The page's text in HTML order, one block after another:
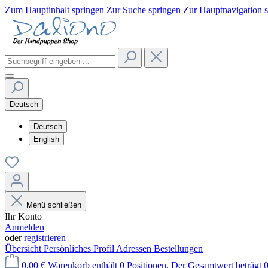
Zum Hauptinhalt springen Zur Suche springen Zur Hauptnavigation
Deutsch
Deutsch
English
Menü schließen
Ihr Konto
Anmelden
oderregistrieren
Übersicht Persönliches Profil Adressen Bestellungen
0,00 € Warenkorb enthält 0 Positionen. Der Gesamtwert beträgt